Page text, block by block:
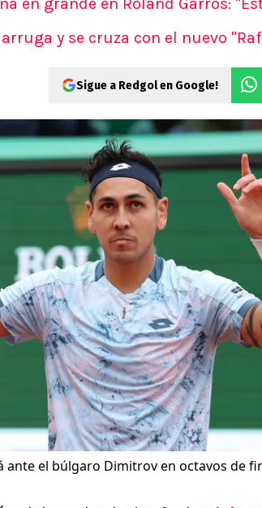
y se cruza con el nuevo
Sigue a Redgol en Google!
ante el búlgaro Dimitrov en octavos de